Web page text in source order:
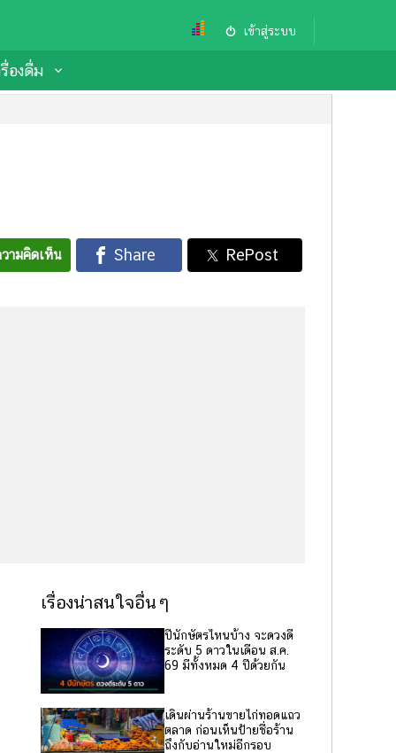
เข้าสู่ระบบ
องดื่ม
ามคิดเห็น
เรื่องน่าสนใจอื่นๆ
ปีนักษัตรไหนบ้าง จะดวงดี
ระดับ 5 ดาวในเดือน ส.ค.
69 มีทั้งหมด 4 ปีด้วยกัน
เดินผ่านร้านขายไก่ทอดแถว
ตลาด ก่อนเห็นป้ายชื่อร้าน
ถึงกับอ่านใหม่อีกรอบ